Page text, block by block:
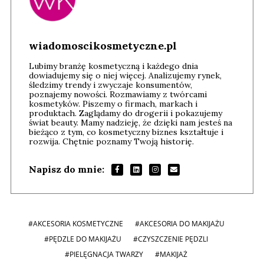
wiadomoscikosmetyczne.pl
Lubimy branżę kosmetyczną i każdego dnia
dowiadujemy się o niej więcej. Analizujemy rynek,
śledzimy trendy i zwyczaje konsumentów,
poznajemy nowości. Rozmawiamy z twórcami
kosmetyków. Piszemy o firmach, markach i
produktach. Zaglądamy do drogerii i pokazujemy
świat beauty. Mamy nadzieję, że dzięki nam jesteś na
bieżąco z tym, co kosmetyczny biznes kształtuje i
rozwija. Chętnie poznamy Twoją historię.
Napisz do mnie:
#AKCESORIA KOSMETYCZNE
#AKCESORIA DO MAKIJAŻU
#PĘDZLE DO MAKIJAŻU
#CZYSZCZENIE PĘDZLI
#PIELĘGNACJA TWARZY
#MAKIJAŻ